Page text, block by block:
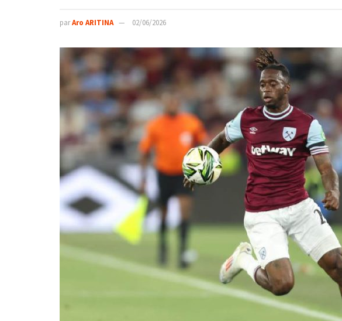
parAro ARITINA 02/06/2026